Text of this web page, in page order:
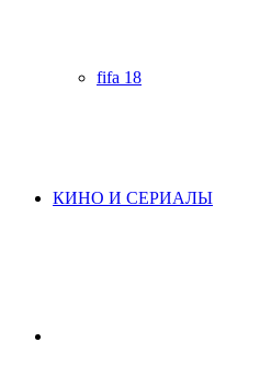
fifa 18
КИНО И СЕРИАЛЫ